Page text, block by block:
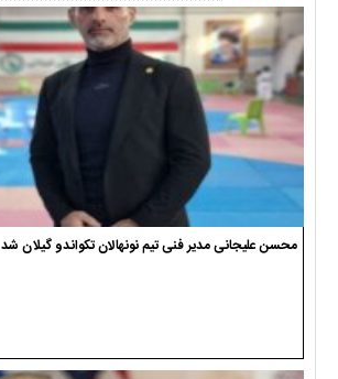
محسن علیجانی مدیر فنی تیم نونهالان تکواندو گیلان شد